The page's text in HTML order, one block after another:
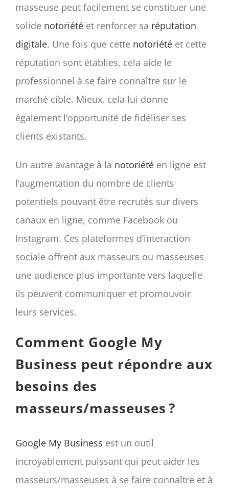
masseuse peut facilement se constituer une
solide notoriétéet renforcer sa réputation
digitale. Une fois que cette notoriétéet cette
réputation sont établies, cela aide le
professionnel à se faire connaître sur le
marché cible. Mieux, cela lui donne
également l’opportunité de fidéliser ses
clients existants.
Un autre avantage à la notoriétéen ligne est
l’augmentation du nombre de clients
potentiels pouvant être recrutés sur divers
canaux en ligne, comme Facebook ou
Instagram. Ces plateformes d’interaction
sociale offrent aux masseurs ou masseuses
une audience plus importante vers laquelle
ils peuvent communiquer et promouvoir
leurs services.
Comment Google My
Business peut répondre aux
besoins des
masseurs/masseuses ?
Google My Business est un outil
incroyablement puissant qui peut aider les
masseurs/masseuses à se faire connaître et à